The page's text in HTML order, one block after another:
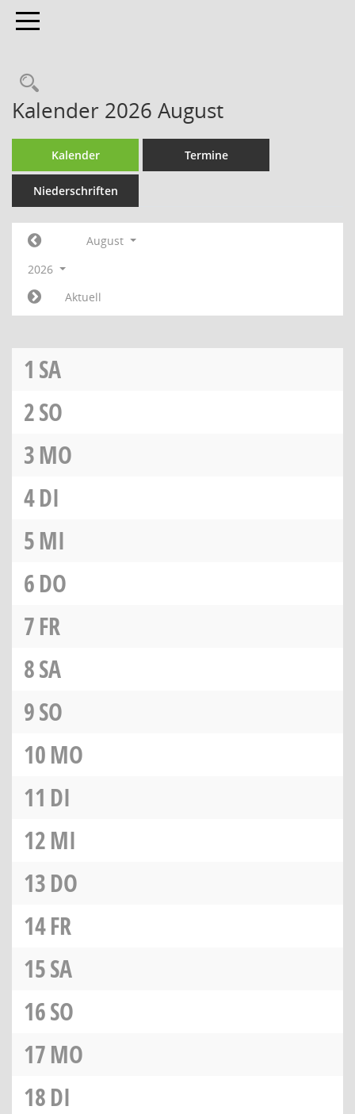
Toggle navigation
Kalender 2026 August
Kalender Termine
Niederschriften
August
2026
Aktuell
1 SA
2SO
3MO
4DI
5MI
6DO
7FR
8SA
9SO
10MO
11 DI
12MI
13DO
14FR
15SA
16SO
17MO
18DI